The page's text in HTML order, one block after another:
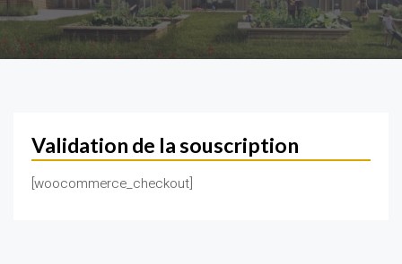
Validation de la souscription
[woocommerce_checkout]